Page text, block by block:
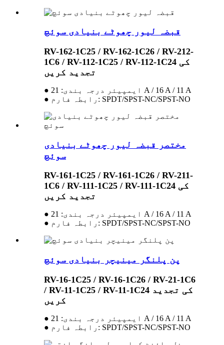
قبضہ لیور چھوٹے بنیادی سوئچ
RV-162-1C25 / RV-162-1C26 / RV-212-
1C6 / RV-112-1C25 / RV-112-1C24 کی
تجدید کریں
● ایمپیئر درجہ بندی: 21 A / 16 A / 11 A
● رابطہ فارم: SPDT/SPST-NC/SPST-NO
مختصر قبضہ لیور چھوٹے بنیادی
سوئچ
RV-161-1C25 / RV-161-1C26 / RV-211-
1C6 / RV-111-1C25 / RV-111-1C24 کی
تجدید کریں
● ایمپیئر درجہ بندی: 21 A / 16 A / 11 A
● رابطہ فارم: SPDT/SPST-NC/SPST-NO
پن پلنگر مینیچر بنیادی سوئچ
RV-16-1C25 / RV-16-1C26 / RV-21-1C6
/ RV-11-1C25 / RV-11-1C24 کی تجدید
کریں
● ایمپیئر درجہ بندی: 21 A / 16 A / 11 A
● رابطہ فارم: SPDT/SPST-NC/SPST-NO